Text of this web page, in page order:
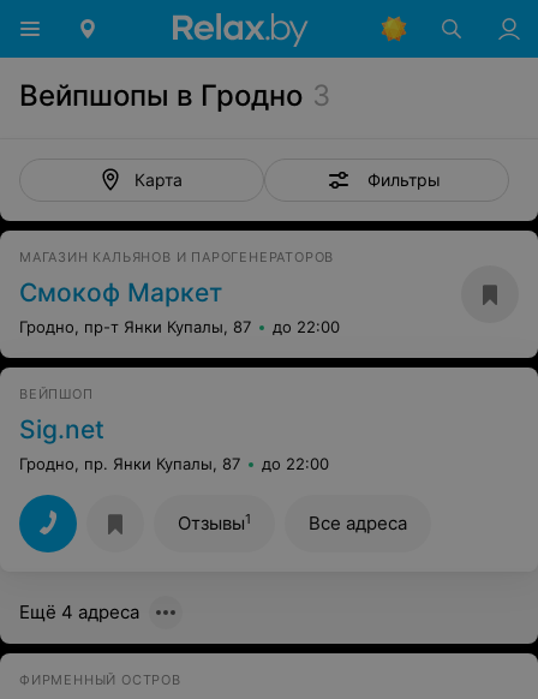
Вейпшопы в Гродно 3
Карта Фильтры
МАГАЗИН КАЛЬЯНОВ И ПАРОГЕНЕРАТОРОВ
Смокоф Маркет
Гродно, пр-т Янки Купалы, 87 до 22:00
ВЕЙПШОП
Sig.net
Гродно, пр. Янки Купалы, 87 до 22:00
Отзывы1 Все адреса
Ещё 4 адреса
ФИРМЕННЫЙ ОСТРОВ